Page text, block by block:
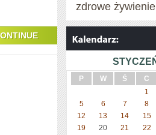
zdrowe żywienie
P W Ś C
1
5
6 7 8
12
13 14 15
19
20 21 22